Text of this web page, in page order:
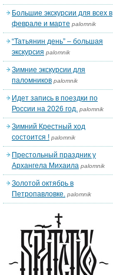
Большие экскурсии для всех в
феврале и марте palomnik
“Татьянин день” – большая
экскурсия palomnik
Зимние экскурсии для
паломников palomnik
Идет запись в поездки по
России на 2026 год. palomnik
Зимний Крестный ход
состоится ! palomnik
Престольный праздник у
Архангела Михаила palomnik
Золотой октябрь в
Петропавловке. palomnik